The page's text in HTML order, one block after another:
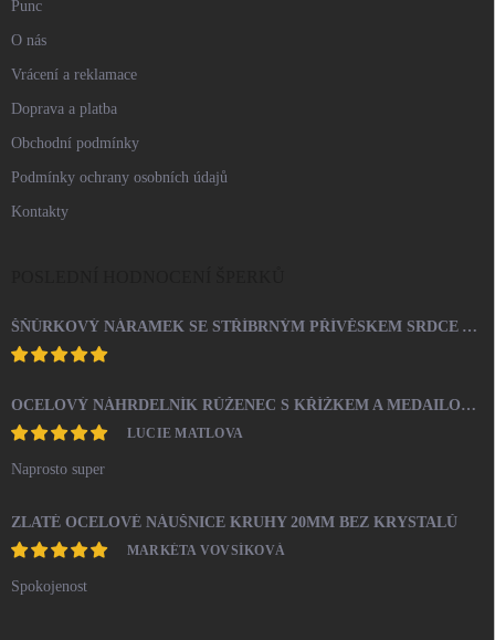
Punc
O nás
Vrácení a reklamace
Doprava a platba
Obchodní podmínky
Podmínky ochrany osobních údajů
Kontakty
ŠŇŮRKOVÝ NÁRAMEK SE STŘÍBRNÝM PŘÍVĚSKEM SRDCE A KRYSTALY SWAROVSKI CRYSTAL (STŘÍBRO 925/1000)
OCELOVÝ NÁHRDELNÍK RŮŽENEC S KŘÍŽKEM A MEDAILONEM
LUCIE MATLOVA
Naprosto super
ZLATÉ OCELOVÉ NÁUŠNICE KRUHY 20MM BEZ KRYSTALŮ
MARKÉTA VOVSÍKOVÁ
Spokojenost